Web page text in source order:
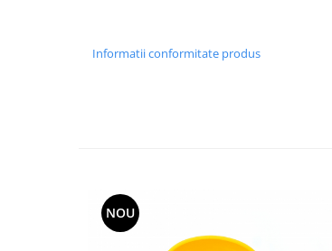
Informatii conformitate produs
NOU